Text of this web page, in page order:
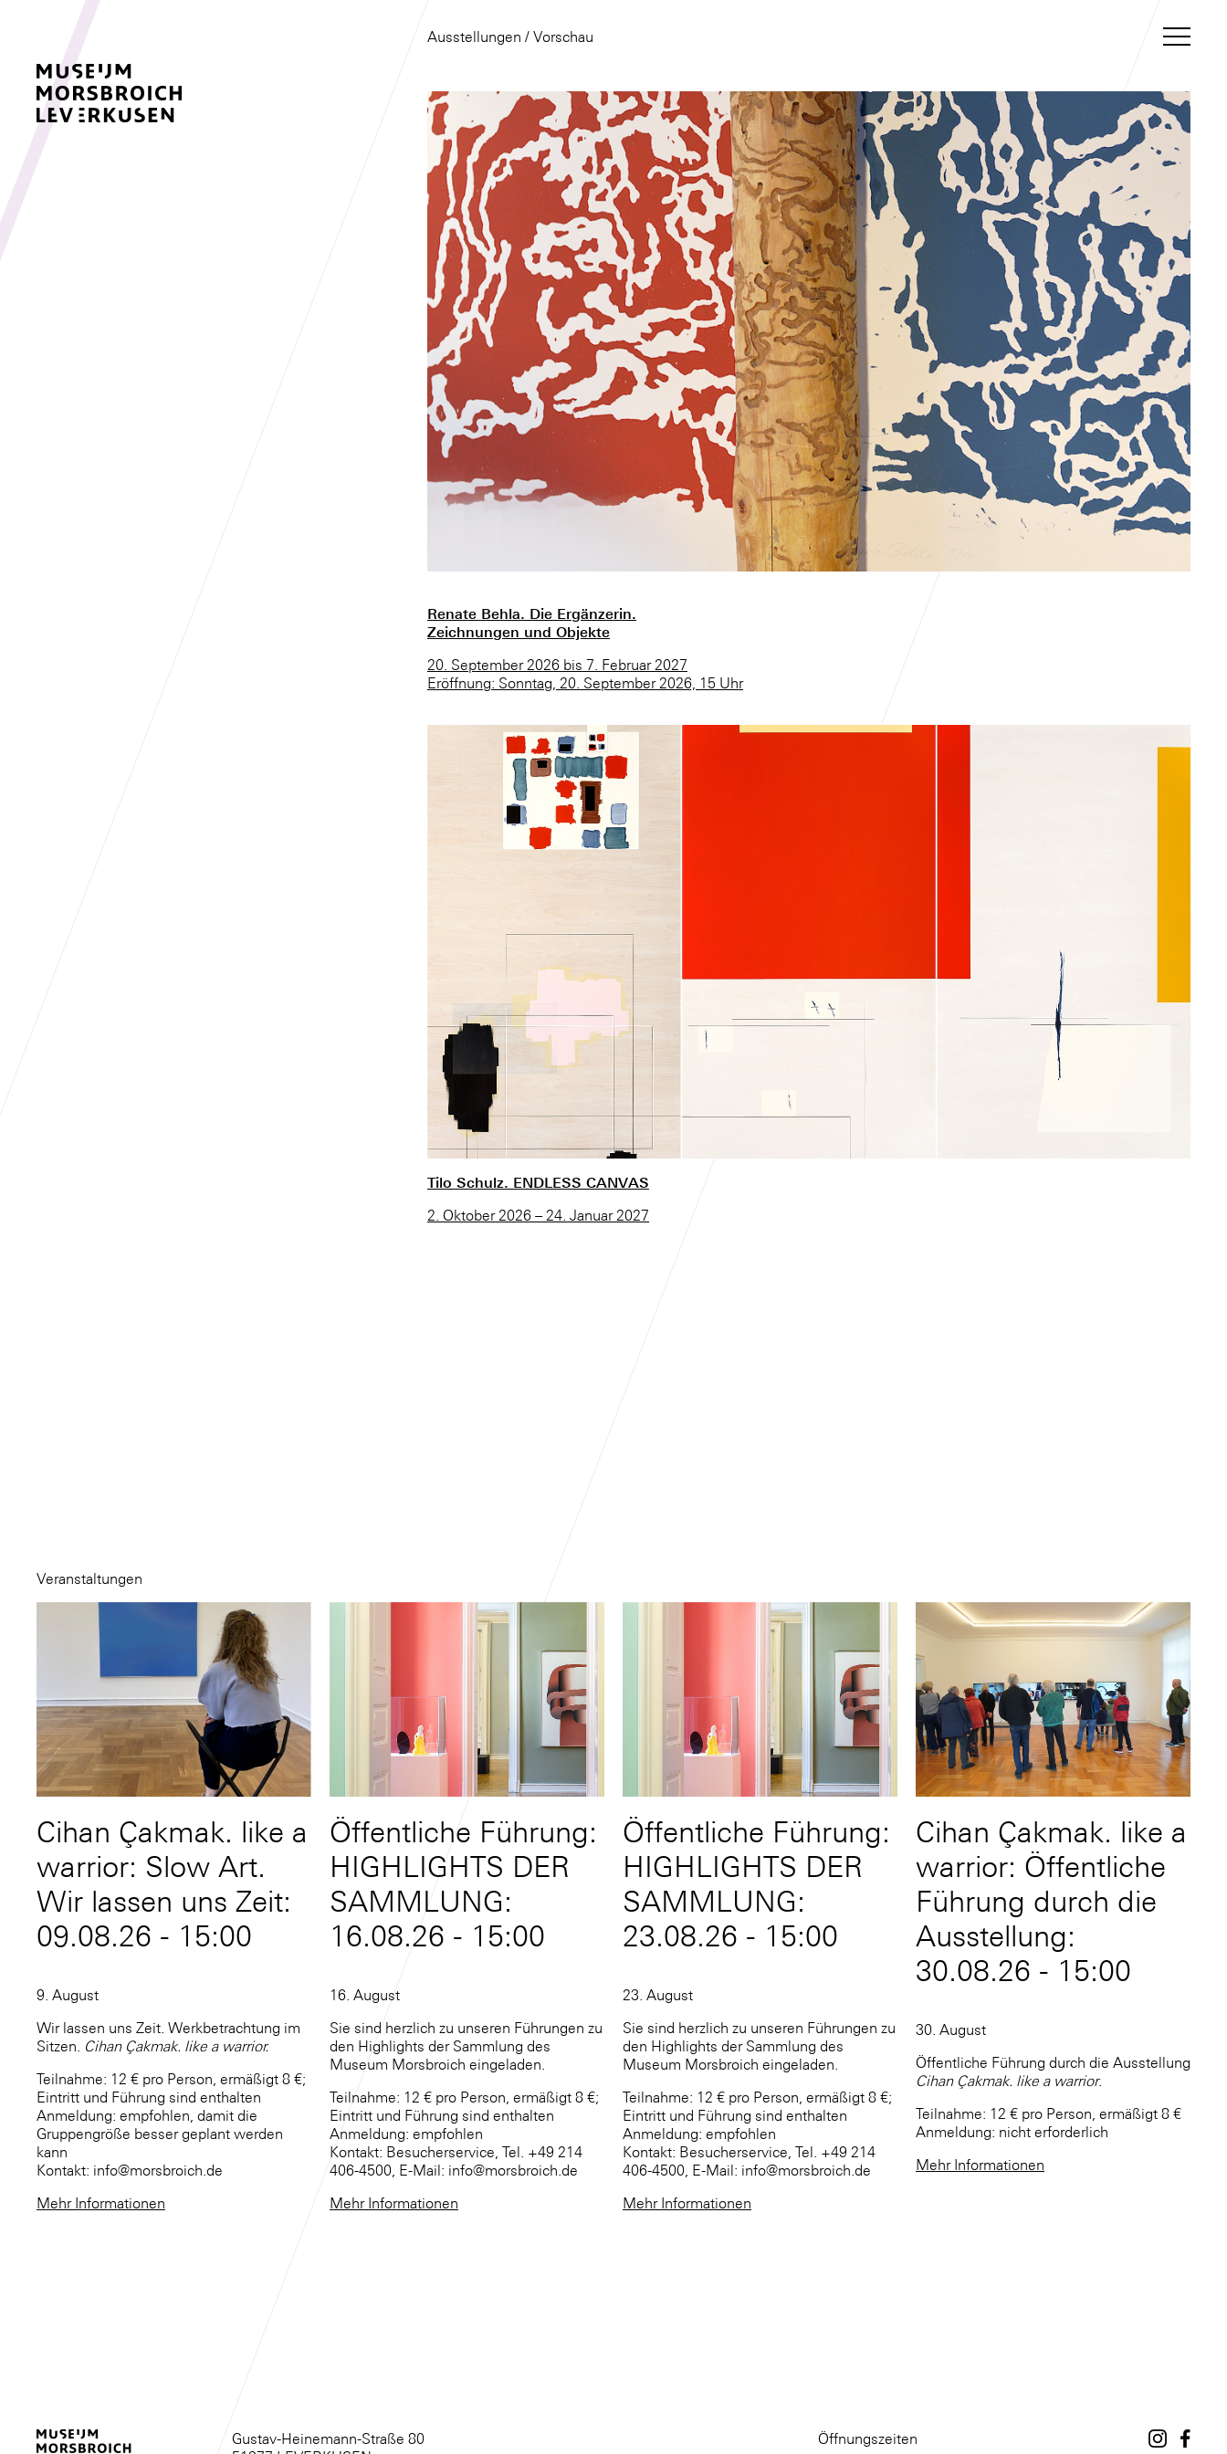
Ausstellungen / Vorschau
Renate Behla. Die Ergänzerin.
Zeichnungen und Objekte
20. September 2026 bis 7. Februar 2027
Eröffnung: Sonntag, 20. September 2026, 15 Uhr
Tilo Schulz. ENDLESS CANVAS
2. Oktober 2026 – 24. Januar 2027
Veranstaltungen
Cihan Çakmak. like a
warrior: Slow Art.
Wir lassen uns Zeit:
09.08.26 - 15:00
9. August
Wir lassen uns Zeit. Werkbetrachtung im
Sitzen.
Cihan Çakmak. like a warrior.
Teilnahme: 12 € pro Person, ermäßigt 8 €;
Eintritt und Führung sind enthalten
Anmeldung: empfohlen, damit die
Gruppengröße besser geplant werden
kann
Kontakt: info@morsbroich.de
Mehr Informationen
Öffentliche Führung:
HIGHLIGHTS DER
SAMMLUNG:
16.08.26 - 15:00
16. August
Sie sind herzlich zu unseren Führungen zu
den Highlights der Sammlung des
Museum Morsbroich eingeladen.
Teilnahme: 12 € pro Person, ermäßigt 8 €;
Eintritt und Führung sind enthalten
Anmeldung: empfohlen
Kontakt: Besucherservice, Tel. +49 214
406-4500, E-Mail: info@morsbroich.de
Mehr Informationen
Öffentliche Führung:
HIGHLIGHTS DER
SAMMLUNG:
23.08.26 - 15:00
23. August
Sie sind herzlich zu unseren Führungen zu
den Highlights der Sammlung des
Museum Morsbroich eingeladen.
Teilnahme: 12 € pro Person, ermäßigt 8 €;
Eintritt und Führung sind enthalten
Anmeldung: empfohlen
Kontakt: Besucherservice, Tel. +49 214
406-4500, E-Mail: info@morsbroich.de
Mehr Informationen
Cihan Çakmak. like a
warrior: Öffentliche
Führung durch die
Ausstellung:
30.08.26 - 15:00
30. August
Öffentliche Führung durch die Ausstellung
Cihan Çakmak. like a warrior.
Teilnahme: 12 € pro Person, ermäßigt 8 €
Anmeldung: nicht erforderlich
Mehr Informationen
Gustav-Heinemann-Straße 80
Öffnungszeiten